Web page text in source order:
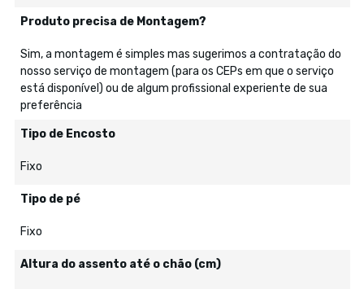
Produto precisa de Montagem?
Sim, a montagem é simples mas sugerimos a contratação do
nosso serviço de montagem (para os CEPs em que o serviço
está disponível) ou de algum profissional experiente de sua
preferência
Tipo de Encosto
Fixo
Tipo de pé
Fixo
Altura do assento até o chão (cm)